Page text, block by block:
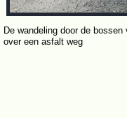
De wandeling door de
over een asfalt weg